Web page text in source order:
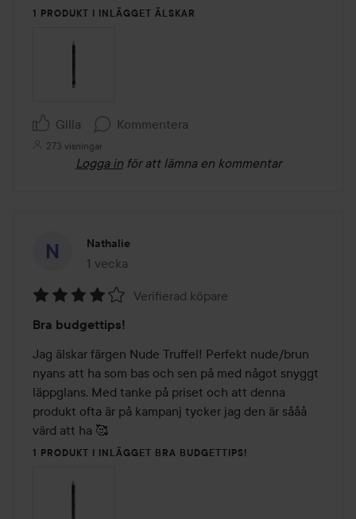
1 PRODUKT I INLÄGGET ÄLSKAR
Gilla Kommentera
273 visningar
Logga in för att lämna en kommentar
Nathalie
1 vecka
Inlägget skapades 1 vecka
4
av
5
Verifierad köpare
Bra budgettips!
Jag älskar färgen Nude Truffel! Perfekt nude/brun
nyans att ha som bas och sen på med något snyggt
läppglans. Med tanke på priset och att denna
produkt ofta är på kampanj tycker jag den är sååå
värd att ha 🥰
1 PRODUKT I INLÄGGET BRA BUDGETTIPS!